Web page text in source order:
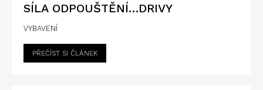
SÍLA ODPOUŠTĚNÍ…DRIVY
VYBAVENÍ
PŘEČÍST SI ČLÁNEK